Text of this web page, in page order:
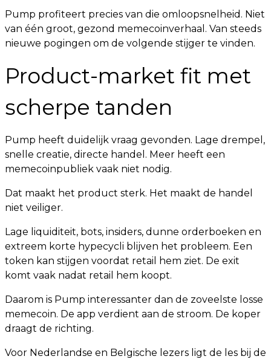
Pump profiteert precies van die omloopsnelheid. Niet
van één groot, gezond memecoinverhaal. Van steeds
nieuwe pogingen om de volgende stijger te vinden.
Product-market fit met
scherpe tanden
Pump heeft duidelijk vraag gevonden. Lage drempel,
snelle creatie, directe handel. Meer heeft een
memecoinpubliek vaak niet nodig.
Dat maakt het product sterk. Het maakt de handel
niet veiliger.
Lage liquiditeit, bots, insiders, dunne orderboeken en
extreem korte hypecycli blijven het probleem. Een
token kan stijgen voordat retail hem ziet. De exit
komt vaak nadat retail hem koopt.
Daarom is Pump interessanter dan de zoveelste losse
memecoin. De app verdient aan de stroom. De koper
draagt de richting.
Voor Nederlandse en Belgische lezers ligt de les bij de